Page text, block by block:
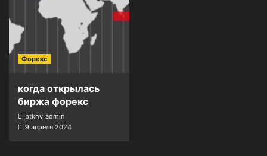
Форекс
когда открылась
биржа форекс
btkhv_admin
9 апреля 2024